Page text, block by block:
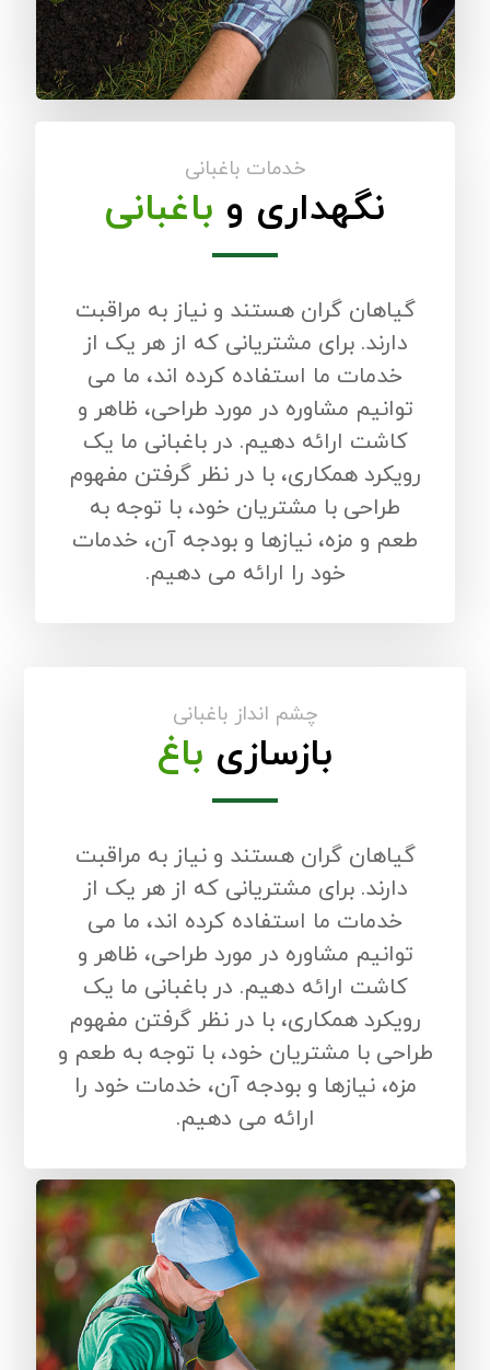
خدمات باغبانی
نگهداری و باغبانی
گیاهان گران هستند و نیاز به مراقبت
دارند. برای مشتریانی که از هر یک از
خدمات ما استفاده کرده اند، ما می
توانیم مشاوره در مورد طراحی، ظاهر و
کاشت ارائه دهیم. در باغبانی ما یک
رویکرد همکاری، با در نظر گرفتن مفهوم
طراحی با مشتریان خود، با توجه به
طعم و مزه، نیازها و بودجه آن، خدمات
خود را ارائه می دهیم.
چشم انداز باغبانی
بازسازی باغ
گیاهان گران هستند و نیاز به مراقبت
دارند. برای مشتریانی که از هر یک از
خدمات ما استفاده کرده اند، ما می
توانیم مشاوره در مورد طراحی، ظاهر و
کاشت ارائه دهیم. در باغبانی ما یک
رویکرد همکاری، با در نظر گرفتن مفهوم
طراحی با مشتریان خود، با توجه به طعم و
مزه، نیازها و بودجه آن، خدمات خود را
ارائه می دهیم.